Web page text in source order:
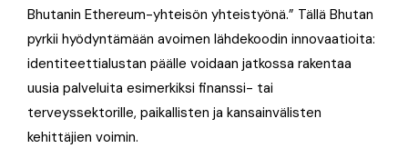
Bhutanin Ethereum-yhteisön yhteistyönä.” Tällä Bhutan
pyrkii hyödyntämään avoimen lähdekoodin innovaatioita:
identiteettialustan päälle voidaan jatkossa rakentaa
uusia palveluita esimerkiksi finanssi- tai
terveyssektorille, paikallisten ja kansainvälisten
kehittäjien voimin.